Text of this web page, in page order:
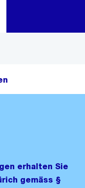
erhalten Sie
gemäss §